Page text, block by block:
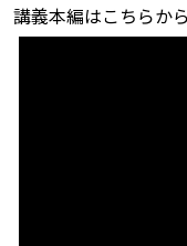
講義本編はこちらか